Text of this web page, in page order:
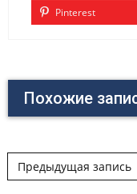
Pinterest
Похожие
Post
Предыдущая запись